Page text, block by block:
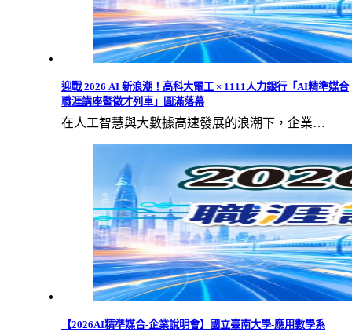
迎戰 2026 AI 新浪潮！高科大電工 × 1111人力銀行「AI精準媒合
職涯講座暨徵才列車」圓滿落幕
在人工智慧與大數據高速發展的浪潮下，企業…
【2026AI精準媒合-企業說明會】國立臺南大學-應用數學系